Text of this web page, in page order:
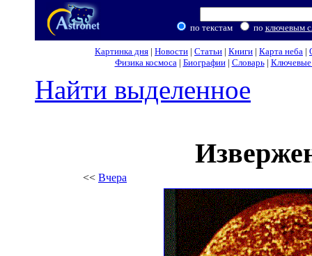
по текстам по ключевым
Картинка дня | Новости | Статьи | Книги | Карта неба |
Физика космоса| Биографии| Словарь| Ключевые
Найти выделенное
<< Вчера